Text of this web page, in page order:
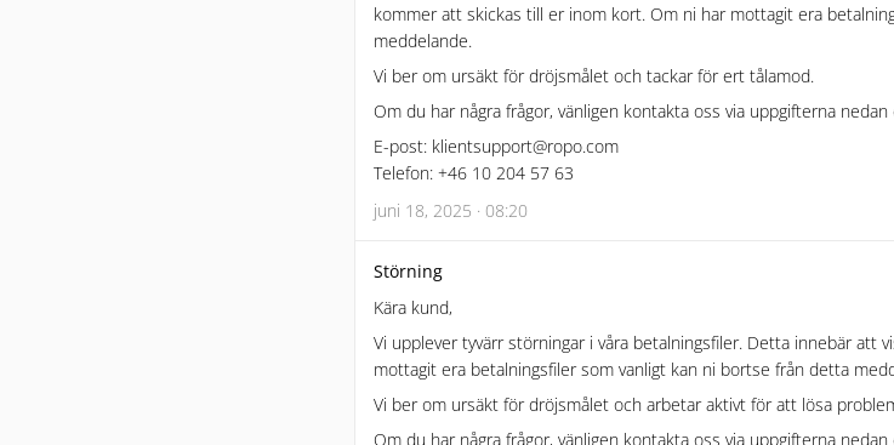
kommer att skickas till er inom kort. Om ni har mottagit era
meddelande.
Vi ber om ursäkt för dröjsmålet och tackar för ert tålamod.
Om du har några frågor, vänligen kontakta oss via uppgifterna
E-post: klientsupport@ropo.com
Telefon: +46 10 204 57 63
juni 18, 2025 · 08:20
Störning
Kära kund,
Vi upplever tyvärr störningar i våra betalningsfiler. Detta innebär att
mottagit era betalningsfiler som vanligt kan ni bortse från detta
Vi ber om ursäkt för dröjsmålet och arbetar aktivt för att lösa
Om du har några frågor, vänligen kontakta oss via uppgifterna